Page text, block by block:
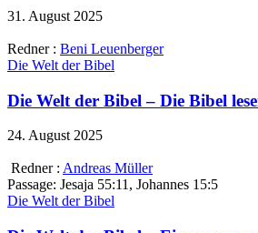
31. August 2025
Redner : Beni Leuenberger
Die Welt der Bibel
Die Welt der Bibel – Die Bibel
24. August 2025
Redner : Andreas Müller
Passage: Jesaja 55:11, Johannes 15:5
Die Welt der Bibel